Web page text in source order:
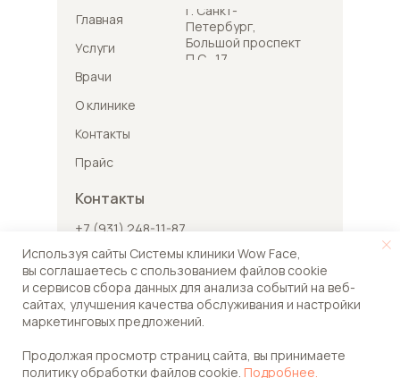
Контакты
Прайс
Услуги
Врачи
Главная
О клинике
Контакты
Информация на сайте не является
публичной офертой
г. Санкт-
Петербург,
Большой проспект
П.С., 17
+7 (931) 248-11-87
wowfacespb@gmail.com
Используя сайты Системы клиники Wow Face,
вы соглашаетесь с спользованием файлов cookie
и сервисов сбора данных для анализа событий на веб-
сайтах, улучшения качества обслуживания и настройки
маркетинговых предложений.
Продолжая просмотр страниц сайта, вы принимаете
политику обработки файлов cookie. Подробнее.
Онлайн-